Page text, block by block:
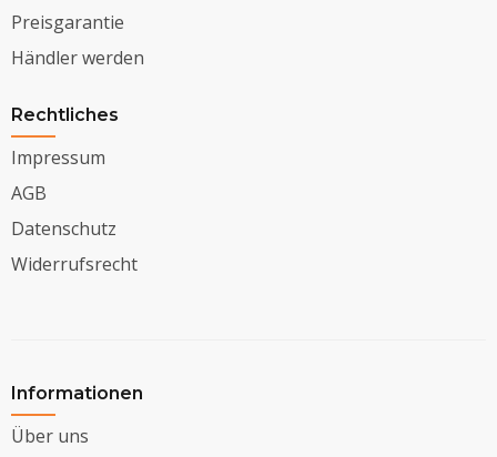
Preisgarantie
Händler werden
Rechtliches
Impressum
AGB
Datenschutz
Widerrufsrecht
Informationen
Über uns